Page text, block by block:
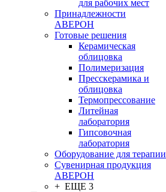
для рабочих мест
Принадлежности
АВЕРОН
Готовые решения
Керамическая
облицовка
Полимеризация
Пресскерамика и
облицовка
Термопрессование
Литейная
лаборатория
Гипсовочная
лаборатория
Оборудование для терапии
Сувенирная продукция
АВЕРОН
+ ЕЩЕ 3